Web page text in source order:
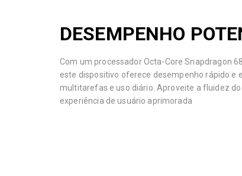
DESEMPENHO
Com um processador Octa-Core Snapdragon
este dispositivo oferece desempenho rápido e
multitarefas e uso diário. Aproveite a fluidez
experiência de usuário aprimorada